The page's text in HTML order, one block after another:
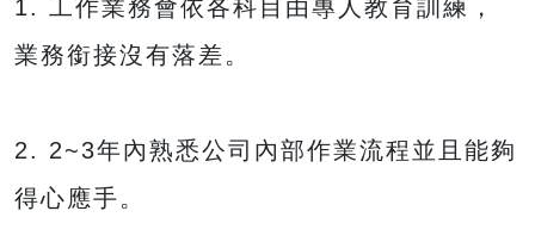
1. 工作業務會依各科目由專人教育訓練，
業務銜接沒有落差。
2. 2~3年內熟悉公司內部作業流程並且能夠
得心應手。